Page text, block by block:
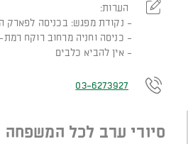
הערות:
נקודת מפגש: בכניסה לפארק
כניסה וחניה מרחוב רוקח רמת-
אין להביא כלבים
03-6273927
סיורי ערב לכל המשפחה